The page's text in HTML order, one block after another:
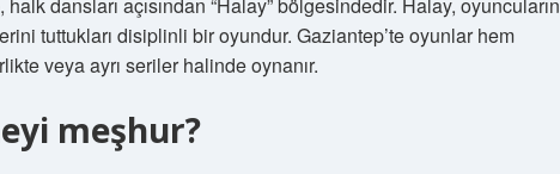
tuttukları disiplinli bir oyundur. Gaziantep’te oyunlar hem
veya ayrı seriler halinde oynanır.
meşhur?